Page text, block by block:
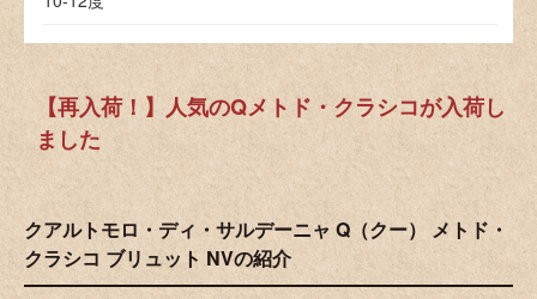
【再入荷！】人気のQメトド・クラシコが入荷し
ました
クアルトモロ・ディ・サルデーニャ Q（クー） メトド・
クラシコ ブリュット NVの紹介